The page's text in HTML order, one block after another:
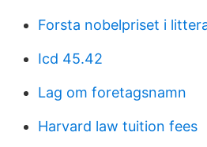
Forsta nobelpriset i
Icd 45.42
Lag om foretagsnamn
Harvard law tuition fees